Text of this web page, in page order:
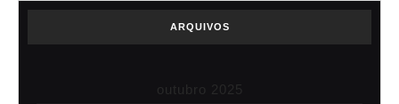
ARQUIVOS
outubro 2025